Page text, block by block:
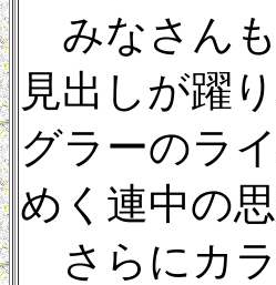
みなさんも
見出しが躍
グラーのラ
めく連中の
さらにカラ